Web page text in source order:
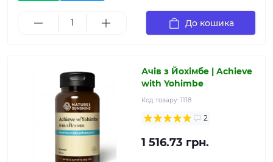
До кошика
Ачів з Йохімбе | Achieve
with Yohimbe
Код товару: 1118
2
1 516.73 грн.